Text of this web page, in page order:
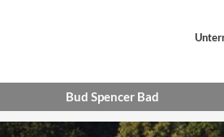
Bud Spencer Bad
Öffnungszeiten